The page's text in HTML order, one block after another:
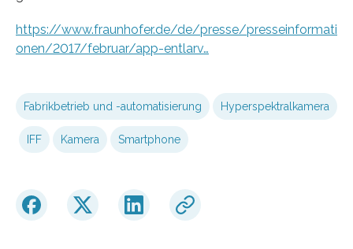
https://www.fraunhofer.de/de/presse/presseinformati
onen/2017/februar/app-entlarv…
Fabrikbetrieb und -automatisierung Hyperspektralkamera
IFF Kamera Smartphone